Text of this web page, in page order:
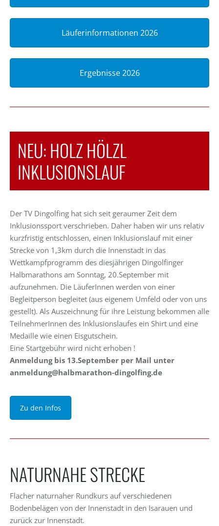
Läuferinformationen 2026
Ergebnisse 2026
NEU: HOLZ HÖLZL
INKLUSIONSLAUF
Der TV Dingolfing hat sich seit geraumer Zeit dem
Inklusionssport verschrieben. Daher haben wir uns relativ
kurzfristig entschlossen, einen Inklusionslauf mit einer
Strecke von 1,3km durch die Innenstadt in das
Wettkampfprogramm des diesjährigen Dingolfinger
Halbmarathons am Sonntag, 20.September mit
aufzunehmen. Die LäuferInnen werden von einer
Begleitperson begleitet (aus eigenem Umfeld oder von uns
gestellt). Als Auszeichnung für ihre Leistung bekommen alle
TeilnehmerInnen des Inklusionslaufes ein Shirt und eine
Medaille wie einen Eisgutschein.
Eine Startgebühr wird nicht erhoben !
Anmeldung bis 13.September per Mail unter
anmeldung@halbmarathon-dingolfing.de
Zu den Infos
NATURNAHE STRECKE
Flacher naturnaher Rundkurs auf verschiedenen
Bodenbelägen von der Innenstadt in den Isarauen und
zurück zur Innenstadt.